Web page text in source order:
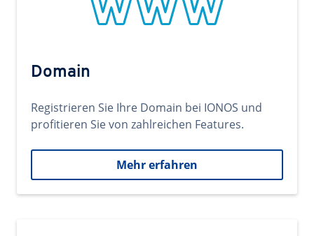
Domain
Registrieren Sie Ihre Domain bei IONOS und
profitieren Sie von zahlreichen Features.
Mehr erfahren